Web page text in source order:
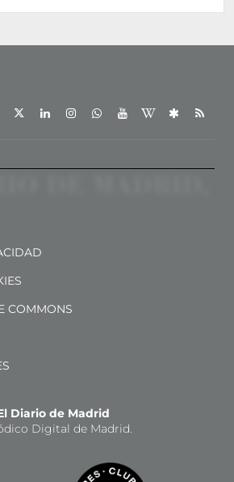
COMMONS
Diario de Madrid
Digital de Madrid.